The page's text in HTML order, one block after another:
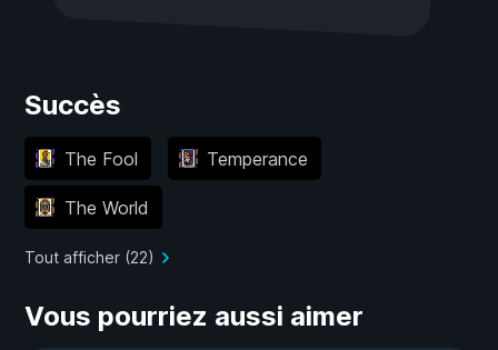
Succès
The Fool Temperance
The World
Tout afficher (22)
Vous pourriez aussi aimer